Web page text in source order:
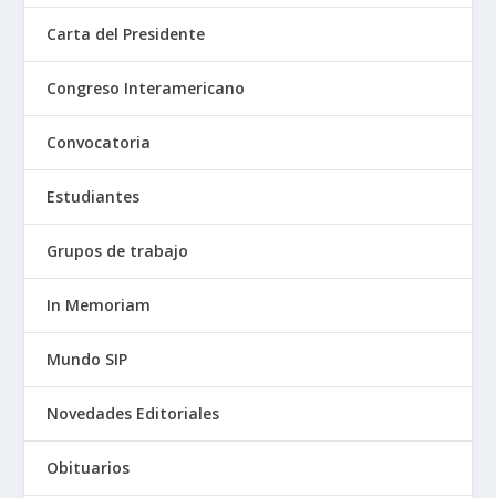
Carta del Presidente
Congreso Interamericano
Convocatoria
Estudiantes
Grupos de trabajo
In Memoriam
Mundo SIP
Novedades Editoriales
Obituarios